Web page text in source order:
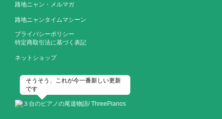
路地ニャン・メルマガ
路地ニャンタイムマシーン
プライバシーポリシー
特定商取引法に基づく表記
ネットショップ
そうそう、これが今一番新しい更新
です